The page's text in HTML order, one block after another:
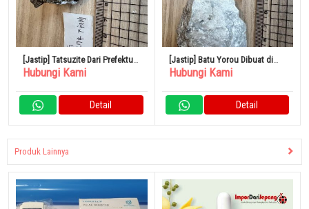
[Jastip] Tatsuzite Dari Prefektur
Yamanashi
Hubungi Kami
Detail
[Jastip] Batu Yorou Dibuat di
Prefektur Okayama
Hubungi Kami
Detail
Produk Lainnya